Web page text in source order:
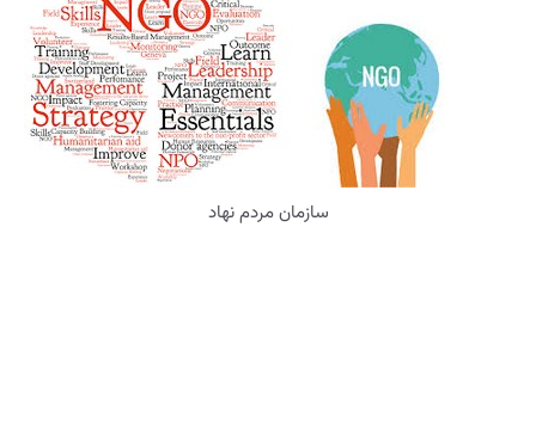
سازمان مردم نهاد